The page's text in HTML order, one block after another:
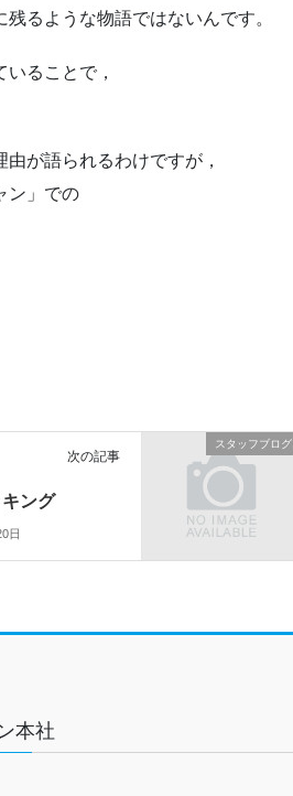
るような物語ではないんです。
ることで，
が語られるわけですが，
ン」での
スタッフブログ
次の記事
ング
日
本社